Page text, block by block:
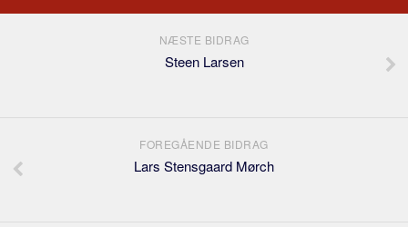
NÆSTE BIDRAG
Steen Larsen
FOREGÅENDE BIDRAG
Lars Stensgaard Mørch